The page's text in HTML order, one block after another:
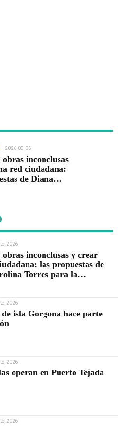
2026-08-06
inconclusas
red ciudadana:
de Diana
2026
inconclusas y crear
las propuestas de
Torres para la
2026
isla Gorgona hace parte
2026
operan en Puerto Tejada
2026